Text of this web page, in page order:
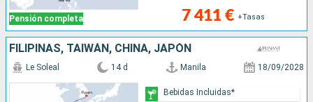
Pensión completa 7 411 € +Tasas
FILIPINAS, TAIWÁN, CHINA, JAPÓN
Le Soleal 14 d Manila 18/09/2028
Bebidas Incluidas*